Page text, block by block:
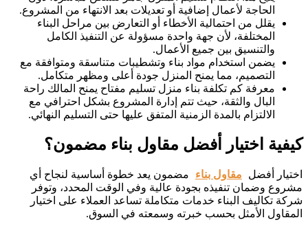
الحاجة لأعمال إضافية أو تعديلات بعد الانتهاء من المشروع.
يقلل من احتمالية الأخطاء أو التعارض بين مراحل البناء
المختلفة، لأن جهة واحدة مسؤولة عن التنفيذ الكامل
والتنسيق بين جميع الأعمال.
يضمن استخدام مواد بناء وتشطيبات متناسقة ومتوافقة مع
التصميم، مما يمنح المنزل جودة أعلى ومظهر متكامل.
معرفة كم تكلفة بناء منزل تسليم مفتاح يمنح المالك راحة
البال والثقة، حيث تتم إدارة المشروع بشكل احترافي مع
الالتزام بالمدة الزمنية المتفق عليها حتى التسليم النهائي.
كيفية اختيار أفضل مقاول بناء مضمون؟
اختيار أفضل مقاول بناء
مضمون يعد خطوة أساسية لنجاح أي
مشروع وضمان تنفيذه بجودة عالية وفي الوقت المحدد، وتوفر
شركة تكاليف البناء خدمات متكاملة تساعد العملاء على اختيار
المقاول الأمثل بحسب خبرته وسمعته في السوق.